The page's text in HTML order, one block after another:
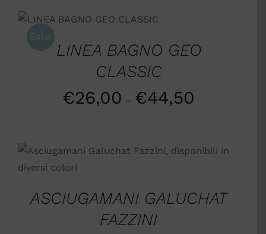
Sale!
SCEGLI
/
DETTAGLI
LINEA BAGNO GEO
CLASSIC
€26,00 – €44,50
SCEGLI
/
DETTAGLI
ASCIUGAMANI GALUCHAT
FAZZINI